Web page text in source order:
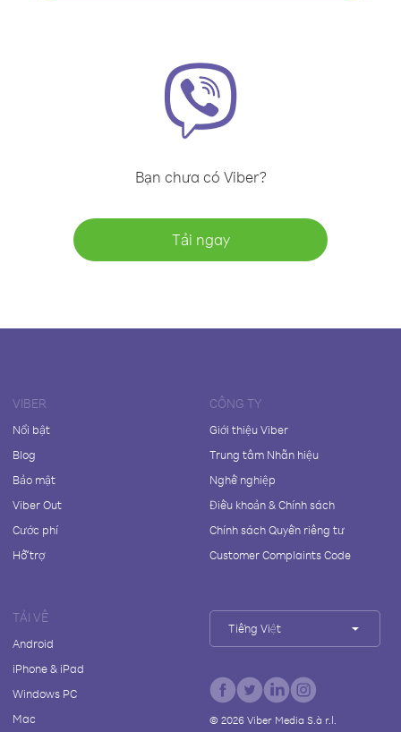
Bạn chưa có Viber?
Tải ngay
VIBER
Nổi bật
Blog
Bảo mật
Viber Out
Cước phí
Hỗ trợ
CÔNG TY
Giới thiệu Viber
Trung tâm Nhãn hiệu
Nghề nghiệp
Điều khoản & Chính sách
Chính sách Quyền riêng tư
Customer Complaints Code
TẢI VỀ
Android
iPhone & iPad
Windows PC
Mac
Tiếng Việt
© 2026Viber Media S.à r.l.